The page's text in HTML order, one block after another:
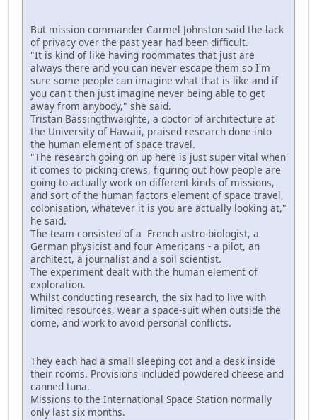
But mission commander Carmel Johnston said the lack
of privacy over the past year had been difficult.
"It is kind of like having roommates that just are
always there and you can never escape them so I'm
sure some people can imagine what that is like and if
you can't then just imagine never being able to get
away from anybody," she said.
Tristan Bassingthwaighte, a doctor of architecture at
the University of Hawaii, praised research done into
the human element of space travel.
"The research going on up here is just super vital when
it comes to picking crews, figuring out how people are
going to actually work on different kinds of missions,
and sort of the human factors element of space travel,
colonisation, whatever it is you are actually looking at,"
he said.
The team consisted of a French astro-biologist, a
German physicist and four Americans - a pilot, an
architect, a journalist and a soil scientist.
The experiment dealt with the human element of
exploration.
Whilst conducting research, the six had to live with
limited resources, wear a space-suit when outside the
dome, and work to avoid personal conflicts.
They each had a small sleeping cot and a desk inside
their rooms. Provisions included powdered cheese and
canned tuna.
Missions to the International Space Station normally
only last six months.